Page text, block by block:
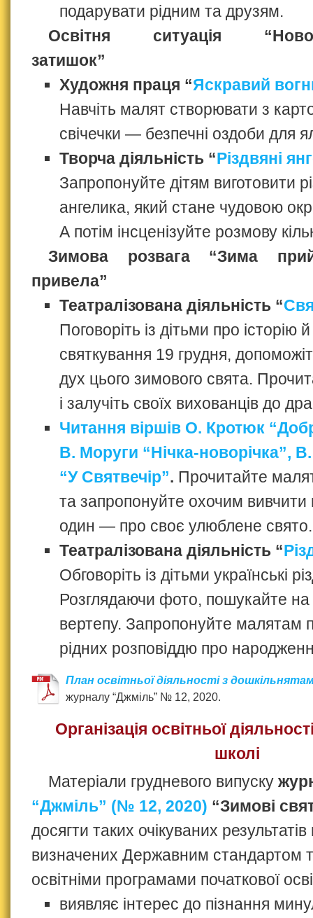
подарувати рідним та друзям.
Освітня ситуація
затишок”
Художня праця “Яскравий
Навчіть малят створювати з
свічечки — безпечні оздоби для
Творча діяльність “Різдвяні
Запропонуйте дітям виготовити
ангелика, який стане чудовою
А потім інсценізуйте розмову
Зимова розвага “Зима
привела”
Театралізована діяльність “
Поговоріть із дітьми про історію й
святкування 19 грудня,
дух цього зимового свята.
і залучіть своїх вихованців до
Читання віршів О. Кротюк
В. Моруги “Нічка-новорічка”,
“У Святвечір”. Прочитайте
та запропонуйте охочим вивчити
один — про своє улюблене свято.
Театралізована діяльність “
Обговоріть із дітьми українські
Розглядаючи фото, пошукайте на
вертепу. Запропонуйте малятам
рідних розповіддю про
План освітньої діяльності з
журналу “Джміль” № 12, 2020.
Організація освітньої
школі
Матеріали грудневого випуску
“Джміль” (№ 12, 2020) “Зимові
досягти таких очікуваних
визначених Державним стандартом
освітніми програмами початкової
виявляє інтерес до пізнання